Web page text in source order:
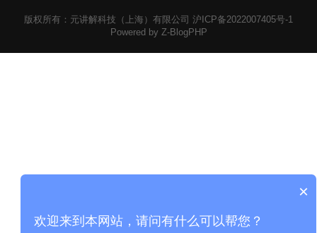
版权所有：元讲解科技（上海）有限公司 沪ICP备2022007405号-1
Powered by Z-BlogPHP
×
欢迎来到本网站，请问有什么可以帮您？